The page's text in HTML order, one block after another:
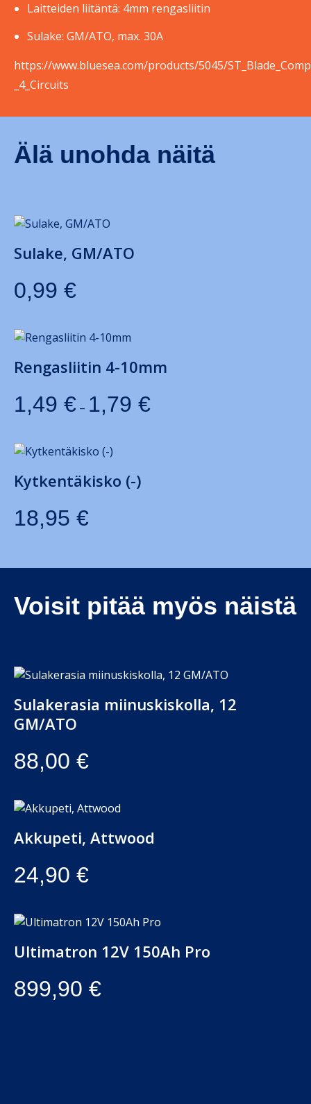
Laitteiden liitäntä: 4mm rengasliitin
Sulake: GM/ATO, max. 30A
https://www.bluesea.com/products/5045/
_4_Circuits
Älä unohda näitä
Sulake, GM/ATO
0,99 €
Rengasliitin 4-10mm
1,49 € – 1,79 €
Kytkentäkisko (-)
18,95 €
Voisit pitää myös näistä
Sulakerasia miinuskiskolla, 12
GM/ATO
88,00 €
Akkupeti, Attwood
24,90 €
Ultimatron 12V 150Ah Pro
899,90 €